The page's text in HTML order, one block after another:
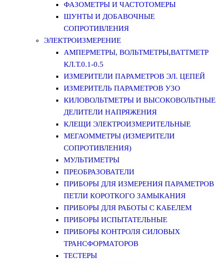
ФАЗОМЕТРЫ И ЧАСТОТОМЕРЫ
ШУНТЫ И ДОБАВОЧНЫЕ
СОПРОТИВЛЕНИЯ
ЭЛЕКТРОИЗМЕРЕНИЕ
АМПЕРМЕТРЫ, ВОЛЬТМЕТРЫ,ВАТТМЕТР
КЛ.Т.0.1-0.5
ИЗМЕРИТЕЛИ ПАРАМЕТРОВ ЭЛ. ЦЕПЕЙ
ИЗМЕРИТЕЛЬ ПАРАМЕТРОВ УЗО
КИЛОВОЛЬТМЕТРЫ И ВЫСОКОВОЛЬТНЫЕ
ДЕЛИТЕЛИ НАПРЯЖЕНИЯ
КЛЕЩИ ЭЛЕКТРОИЗМЕРИТЕЛЬНЫЕ
МЕГАОММЕТРЫ (ИЗМЕРИТЕЛИ
СОПРОТИВЛЕНИЯ)
МУЛЬТИМЕТРЫ
ПРЕОБРАЗОВАТЕЛИ
ПРИБОРЫ ДЛЯ ИЗМЕРЕНИЯ ПАРАМЕТРОВ
ПЕТЛИ КОРОТКОГО ЗАМЫКАНИЯ
ПРИБОРЫ ДЛЯ РАБОТЫ С КАБЕЛЕМ
ПРИБОРЫ ИСПЫТАТЕЛЬНЫЕ
ПРИБОРЫ КОНТРОЛЯ СИЛОВЫХ
ТРАНСФОРМАТОРОВ
ТЕСТЕРЫ